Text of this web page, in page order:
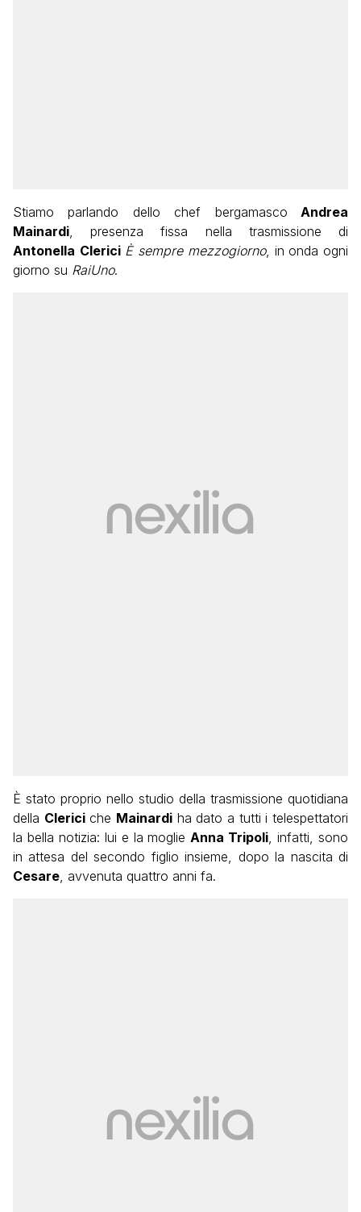
Stiamo parlando dello chef bergamasco Andrea
Mainardi, presenza fissa nella trasmissione di
Antonella ClericiÈ sempre mezzogiorno, in onda ogni
giorno su RaiUno.
È stato proprio nello studio della trasmissione quotidiana
della Clericiche Mainardi ha dato a tutti i telespettatori
la bella notizia: lui e la moglieAnna Tripoli, infatti, sono
in attesa del secondo figlio insieme, dopo la nascita di
Cesare, avvenuta quattro anni fa.